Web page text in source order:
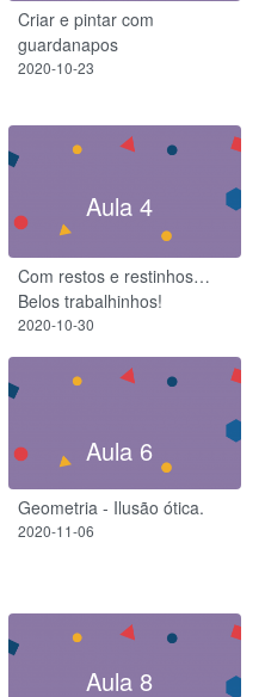
Criar e pintar com
guardanapos
2020-10-23
Aula 4
Com restos e restinhos…
Belos trabalhinhos!
2020-10-30
Aula 6
Geometria - Ilusão ótica.
2020-11-06
Aula 8